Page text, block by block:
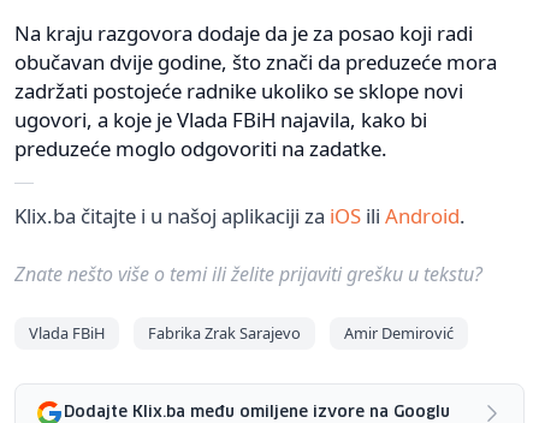
Na kraju razgovora dodaje da je za posao koji radi
obučavan dvije godine, što znači da preduzeće mora
zadržati postojeće radnike ukoliko se sklope novi
ugovori, a koje je Vlada FBiH najavila, kako bi
preduzeće moglo odgovoriti na zadatke.
Klix.ba čitajte i u našoj aplikaciji za iOS ili Android.
Znate nešto više o temi ili želite prijaviti grešku u tekstu?
Vlada FBiH Fabrika Zrak Sarajevo Amir Demirović
Dodajte Klix.ba među omiljene izvore na Googlu